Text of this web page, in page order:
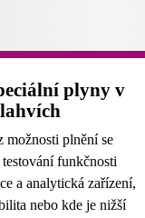
plyny v
možnosti plnění se
funkčnosti
a analytická zařízení,
nebo kde je nižší